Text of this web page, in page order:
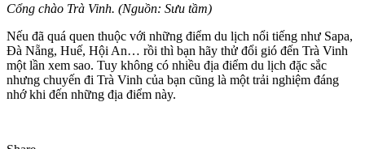
Cổng chào Trà Vinh. (Nguồn: Sưu tầm)
Nếu đã quá quen thuộc với những điểm du lịch nổi tiếng như Sapa,
Đà Nẵng, Huế, Hội An… rồi thì bạn hãy thử đổi gió đến Trà Vinh
một lần xem sao. Tuy không có nhiều địa điểm du lịch đặc sắc
nhưng chuyến đi Trà Vinh của bạn cũng là một trải nghiệm đáng
nhớ khi đến những địa điểm này.